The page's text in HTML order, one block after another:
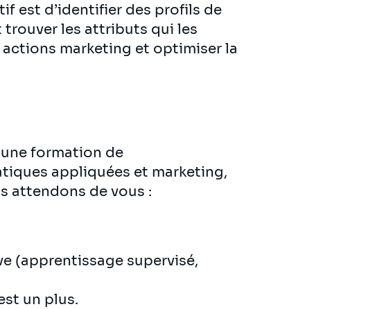
est d’identifier des profils de
trouver les attributs qui les
marketing et optimiser la
formation de
appliquées et marketing,
attendons de vous :
(apprentissage supervisé,
un plus.